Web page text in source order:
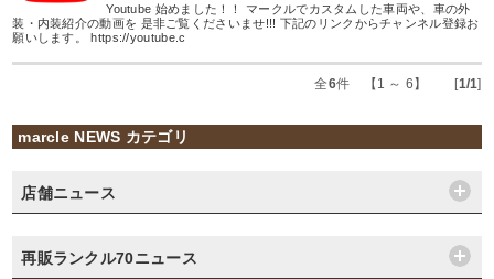
Youtube 始めました！！ マークルでカスタムした車両や、車の外
装・内装紹介の動画を 是非ご覧くださいませ!!! 下記のリンクからチャンネル登録お
願いします。 https://youtube.c
全6件 【1 ～ 6】 [1/1]
marcle NEWS カテゴリ
店舗ニュース
再販ランクル70ニュース